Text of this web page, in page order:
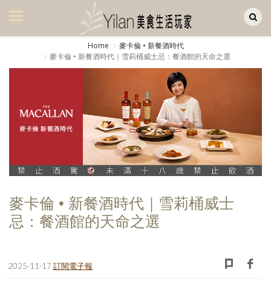
美食集
美飲集
旅遊集
旅遊美食集
日記簿
Home
麥卡倫 • 新餐酒時代
麥卡倫 • 新餐酒時代｜雪莉桶威士忌：餐酒館的天命之選
麥卡倫 • 新餐酒時代｜雪莉桶威士
忌：餐酒館的天命之選
2025-11-17 訂閱電子報